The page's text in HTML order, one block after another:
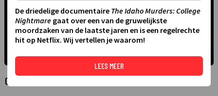
Over Titane
De driedelige documentaire The Idaho Murders: College
Nightmare gaat over een van de gruwelijkste
moordzaken van de laatste jaren en is een regelrechte
hit op Netflix. Wij vertellen je waarom!
LEES MEER